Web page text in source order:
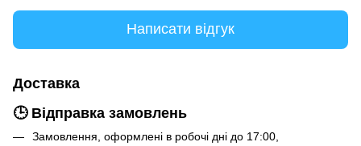
Написати відгук
Доставка
🕒 Відправка замовлень
Замовлення, оформлені в робочі дні до 17:00,